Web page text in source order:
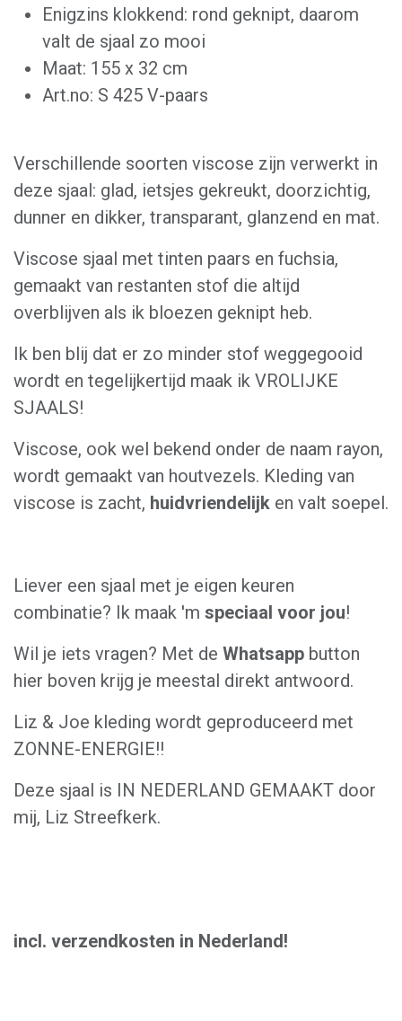
Enigzins klokkend: rond geknipt, daarom
valt de sjaal zo mooi
Maat: 155 x 32 cm
Art.no: S 425 V-paars
Verschillende soorten viscose zijn verwerkt in
deze sjaal: glad, ietsjes gekreukt, doorzichtig,
dunner en dikker, transparant, glanzend en mat.
Viscose sjaal met tinten paars en fuchsia,
gemaakt van restanten stof die altijd
overblijven als ik bloezen geknipt heb.
Ik ben blij dat er zo minder stof weggegooid
wordt en tegelijkertijd maak ik VROLIJKE
SJAALS!
Viscose, ook wel bekend onder de naam rayon,
wordt gemaakt van houtvezels. Kleding van
viscose is zacht, huidvriendelijk en valt soepel.
Liever een sjaal met je eigen keuren
combinatie? Ik maak 'm speciaal voor jou!
Wil je iets vragen? Met de Whatsapp button
hier boven krijg je meestal direkt antwoord.
Liz & Joe kleding wordt geproduceerd met
ZONNE-ENERGIE!!
Deze sjaal is IN NEDERLAND GEMAAKT door
mij, Liz Streefkerk.
incl. verzendkosten in Nederland!